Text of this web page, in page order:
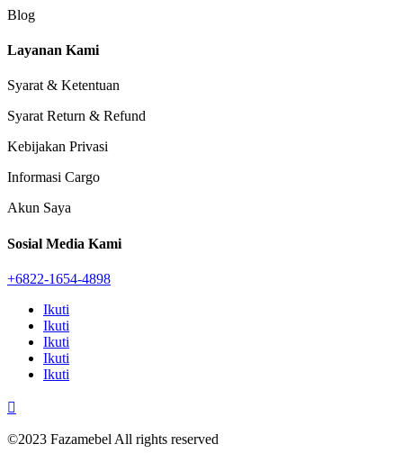
Blog
Layanan Kami
Syarat & Ketentuan
Syarat Return & Refund
Kebijakan Privasi
Informasi Cargo
Akun Saya
Sosial Media Kami
+6822-1654-4898
Ikuti
Ikuti
Ikuti
Ikuti
Ikuti

©2023 Fazamebel All rights reserved